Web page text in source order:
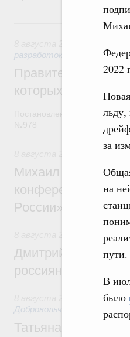
2022
льду,
за
на
В
было
разработок
Правительство
которых
Постановление от 5 августа
Отрасль
Михаил Мишустин
конференции
России»
Спорт
Дмитрий
россиян с Днём
Добровольчество и
Татьяна Голикова